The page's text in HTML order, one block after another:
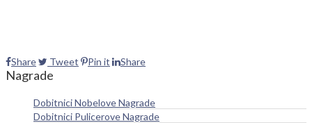
Share Tweet Pin it Share
Nagrade
Dobitnici Nobelove Nagrade
Dobitnici Pulicerove Nagrade